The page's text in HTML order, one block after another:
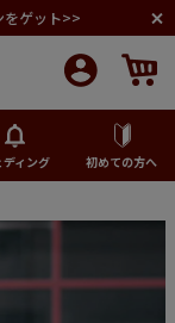
をゲット>>
ディング 初めての方へ